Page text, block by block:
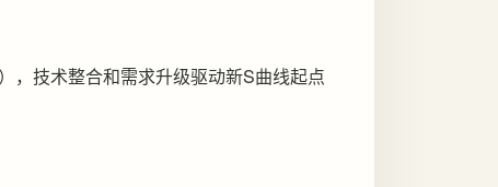
，技术整合和需求升级驱动新S曲线起点